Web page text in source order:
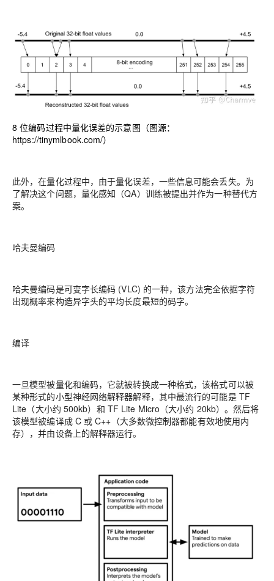
8 位编码过程中量化误差的示意图（图源：
https://tinymlbook.com/）
此外，在量化过程中，由于量化误差，一些信息可能会丢失。为
了解决这个问题，量化感知（QA）训练被提出并作为一种替代方
案。
哈夫曼编码
哈夫曼编码是可变字长编码 (VLC) 的一种，该方法完全依据字符
出现概率来构造异字头的平均长度最短的码字。
编译
一旦模型被量化和编码，它就被转换成一种格式，该格式可以被
某种形式的小型神经网络解释器解释，其中最流行的可能是 TF
Lite（大小约 500kb）和 TF Lite Micro（大小约 20kb）。然后将
该模型被编译成 C 或 C++（大多数微控制器都能有效地使用内
存），并由设备上的解释器运行。